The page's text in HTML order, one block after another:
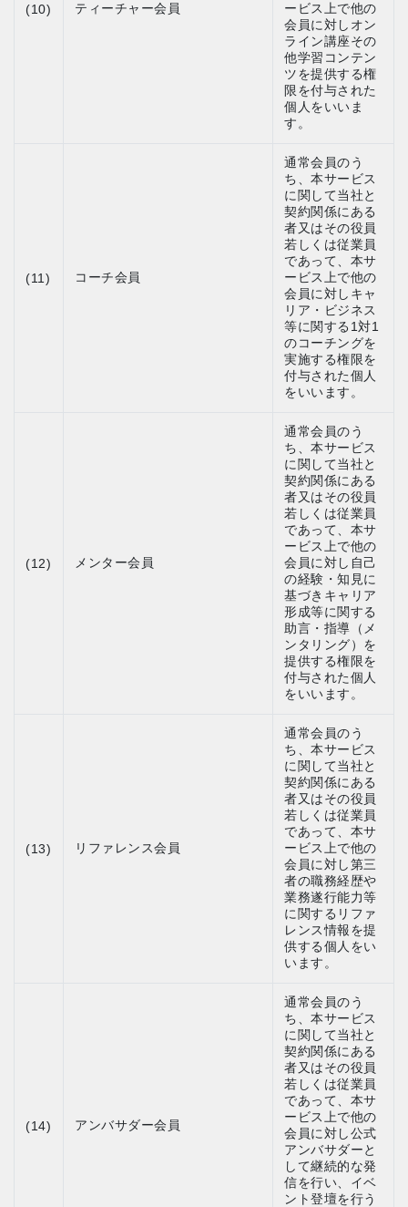
(10) ティーチャー会員
ービス上で他の
会員に対しオン
ライン講座その
他学習コンテン
ツを提供する権
限を付与された
個人をいいま
す。
(11) コーチ会員
通常会員のう
ち、本サービス
に関して当社と
契約関係にある
者又はその役員
若しくは従業員
であって、本サ
ービス上で他の
会員に対しキャ
リア・ビジネス
等に関する1対1
のコーチングを
実施する権限を
付与された個人
をいいます。
(12) メンター会員
通常会員のう
ち、本サービス
に関して当社と
契約関係にある
者又はその役員
若しくは従業員
であって、本サ
ービス上で他の
会員に対し自己
の経験・知見に
基づきキャリア
形成等に関する
助言・指導（メ
ンタリング）を
提供する権限を
付与された個人
をいいます。
(13) リファレンス会員
通常会員のう
ち、本サービス
に関して当社と
契約関係にある
者又はその役員
若しくは従業員
であって、本サ
ービス上で他の
会員に対し第三
者の職務経歴や
業務遂行能力等
に関するリファ
レンス情報を提
供する個人をい
います。
(14) アンバサダー会員
通常会員のう
ち、本サービス
に関して当社と
契約関係にある
者又はその役員
若しくは従業員
であって、本サ
ービス上で他の
会員に対し公式
アンバサダーと
して継続的な発
信を行い、イベ
ント登壇を行う